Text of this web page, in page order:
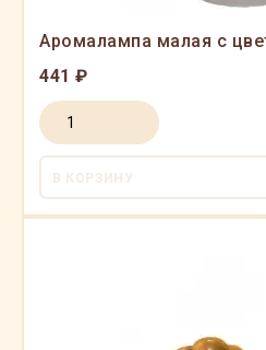
Аромалампа малая с
441 ₽
В КОРЗИНУ